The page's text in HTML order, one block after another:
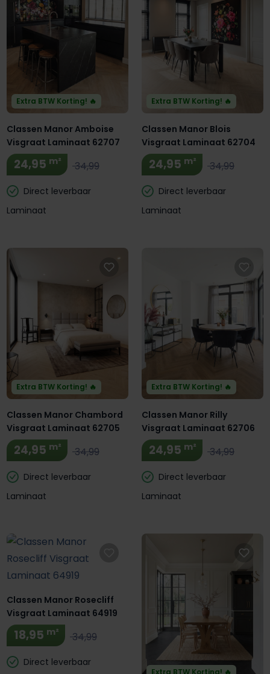
Extra BTW Korting! 🔥
Classen Manor Amboise
Visgraat Laminaat 62707
24,95 m² 34,99
Direct leverbaar
Laminaat
Extra BTW Korting! 🔥
Classen Manor Blois
Visgraat Laminaat 62704
24,95 m² 34,99
Direct leverbaar
Laminaat
Extra BTW Korting! 🔥
Classen Manor Chambord
Visgraat Laminaat 62705
24,95 m² 34,99
Direct leverbaar
Laminaat
Extra BTW Korting! 🔥
Classen Manor Rilly
Visgraat Laminaat 62706
24,95 m² 34,99
Direct leverbaar
Laminaat
Classen Manor Rosecliff
Visgraat Laminaat 64919
18,95 m² 34,99
Direct leverbaar